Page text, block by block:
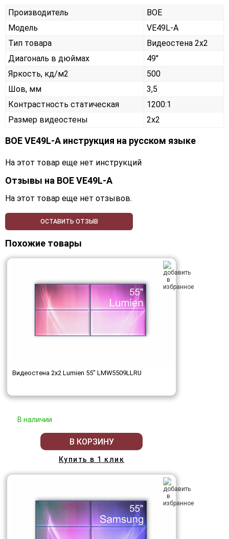
Производитель
BOE
Модель
VE49L-A
Тип товара
Видеостена 2х2
Диагональ в дюймах
49"
Яркость, кд/м2
500
Шов, мм
3,5
Контрастность статическая
1200:1
Размер видеостены
2x2
BOE VE49L-A инструкция на русском языке
На этот товар еще нет инструкций
Отзывы на BOE VE49L-A
На этот товар еще нет отзывов.
ОСТАВИТЬ ОТЗЫВ
Похожие товары
Видеостена 2x2 Lumien 55" LMW5509LLRU
В наличии
В КОРЗИНУ
Купить в 1 клик